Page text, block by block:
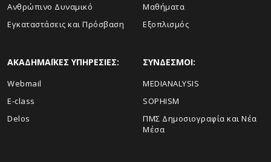
Ανθρώπινο Δυναμικό
Εγκαταστάσεις και Πρόσβαση
Μαθήματα
Εξοπλισμός
ΑΚΑΔΗΜΑΪΚΕΣ ΥΠΗΡΕΣΙΕΣ:
Webmail
E-class
Delos
ΣΥΝΔΕΣΜΟΙ:
MEDIANALYSIS
SOPHISM
ΠΜΣ Δημοσιογραφία και Νέα
Μέσα